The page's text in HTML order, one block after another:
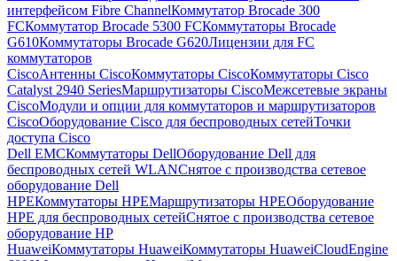
интерфейсом Fibre ChannelКоммутатор Brocade 300
FCКоммутатор Brocade 5300 FCКоммутаторы Brocade
G610Коммутаторы Brocade G620Лицензии для FC
коммутаторов
CiscoАнтенны CiscoКоммутаторы CiscoКоммутаторы Cisco
Catalyst 2940 SeriesМаршрутизаторы CiscoМежсетевые экраны
CiscoМодули и опции для коммутаторов и маршрутизаторов
CiscoОборудование Cisco для беспроводных сетейТочки
доступа Cisco
Dell EMCКоммутаторы DellОборудование Dell для
беспроводных сетей WLANСнятое с производства сетевое
оборудование Dell
HPEКоммутаторы HPEМаршрутизаторы HPEОборудование
HPE для беспроводных сетейСнятое с производства сетевое
оборудование HP
HuaweiКоммутаторы HuaweiКоммутаторы HuaweiCloudEngine